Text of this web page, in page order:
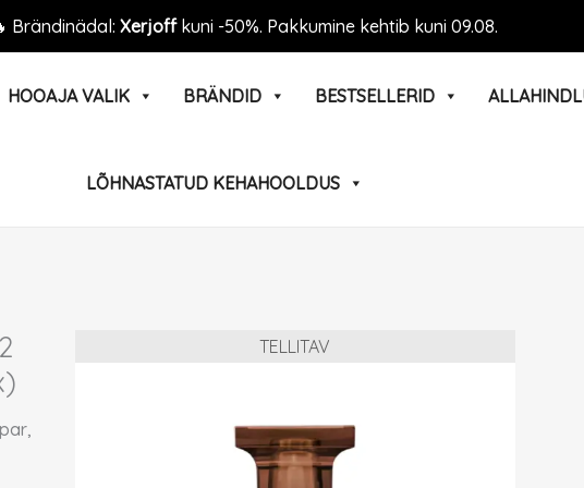
Brändinädal: Xerjoffkuni -50%. Pakkumine kehtib kuni 09.08.
HOOAJA VALIK BRÄNDID BESTSELLERID
LÕHNASTATUD KEHAHOOLDUS
TELLITAV